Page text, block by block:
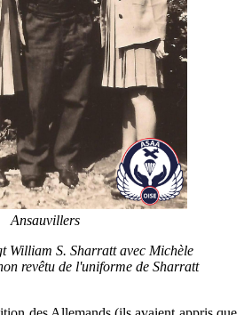
Ansauvillers
avec Michèle
revêtu de l'uniforme de Sharratt